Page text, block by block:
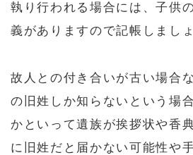
執り行われる場合には、子供
義がありますので記帳しましょ
故人との付き合いが古い場合
の旧姓しか知らないという場
かといって遺族が挨拶状や香
に旧姓だと届かない可能性や